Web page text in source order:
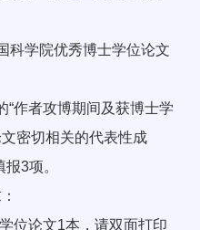
学院优秀博士学位论文
者攻博期间及获博士学
密切相关的代表性成
3项。
论文1本，请双面打印